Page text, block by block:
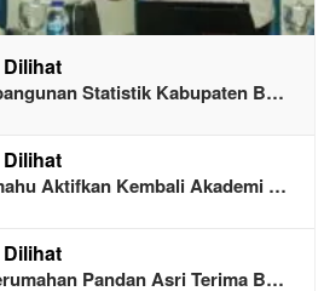
Dilihat
Statistik Kabupaten B…
Dilihat
Aktifkan Kembali Akademi …
Dilihat
Pandan Asri Terima B…